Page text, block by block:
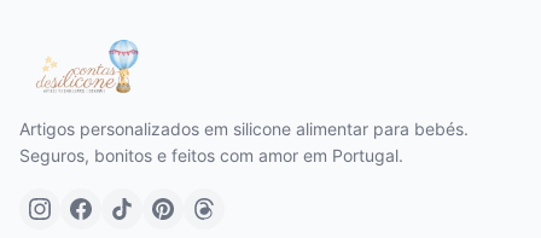
Artigos personalizados em silicone alimentar para bebés.
Seguros, bonitos e feitos com amor em Portugal.